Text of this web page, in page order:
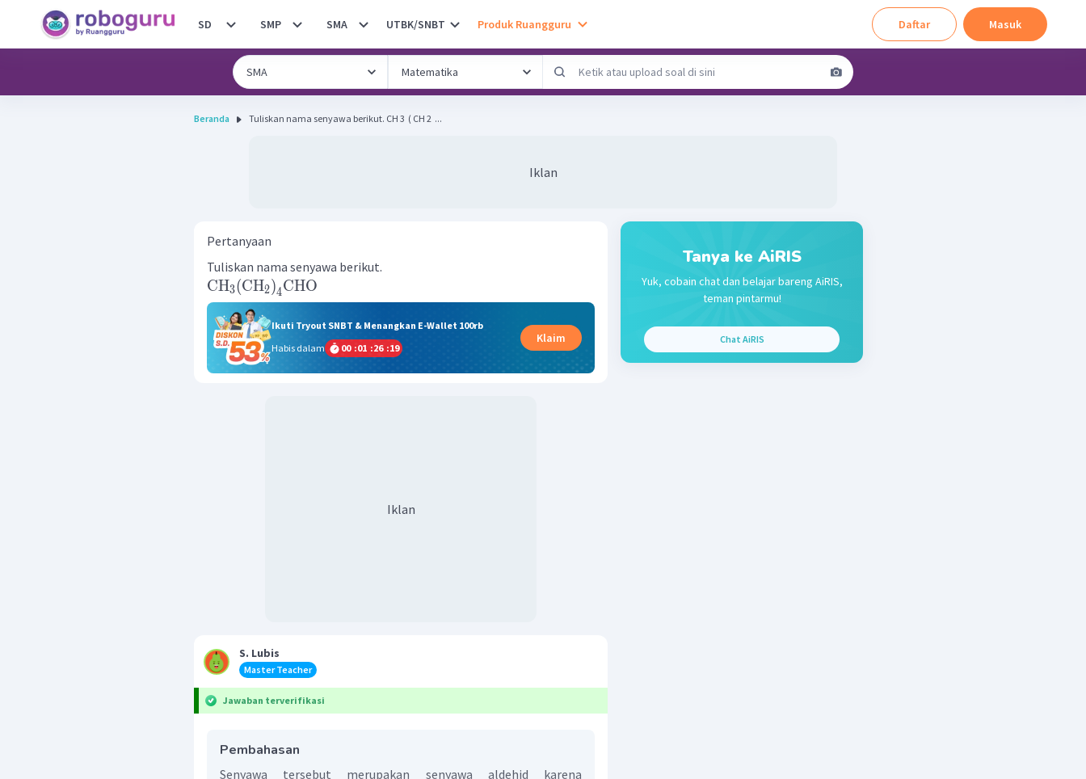
SD SMP SMA UTBK/SNBT Produk Ruangguru Daftar Masuk
Beranda Tuliskan nama senyawa berikut. CH 3 ​ ( CH 2 ​ ...
Iklan
Pertanyaan
Tuliskan nama senyawa berikut.
CH3(CH2)4CHO
Ikuti Tryout SNBT & Menangkan E-Wallet 100rb
Habis dalam
00 :01 :26 :19
Klaim
Iklan
S. Lubis
Master Teacher
Jawaban terverifikasi
Pembahasan
Senyawa tersebut merupakan senyawa aldehid karena
Tanya ke AiRIS
Yuk, cobain chat dan belajar bareng AiRIS,
teman pintarmu!
Chat AiRIS